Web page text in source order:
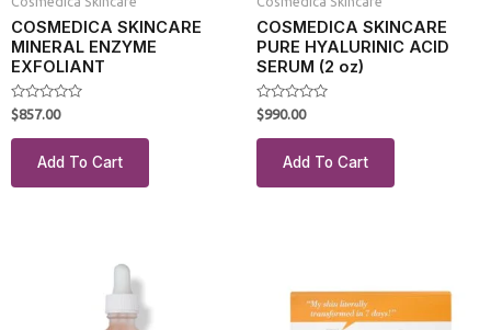
COSMEDICA SKINCARE
MINERAL ENZYME
EXFOLIANT
Rated
0
out
$857.00
Add To Cart
COSMEDICA SKINCARE
PURE HYALURINIC ACID
SERUM (2 oz)
Rated
0
out
$990.00
Add To Cart